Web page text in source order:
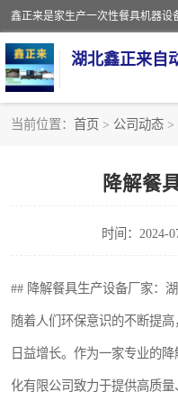
湖北鑫正来自
当前位置： 首页 > 公司动态 >
降解餐
时间：2024-
## 降解餐具生产设备厂家：
随着人们环保意识的不断提
日益增长。作为一家专业的
化有限公司致力于提供高质
塑料杯
奶茶杯
塑料打包盒